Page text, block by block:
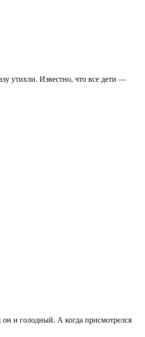
утихли. Известно, что все дети —
и голодный. А когда присмотрелся